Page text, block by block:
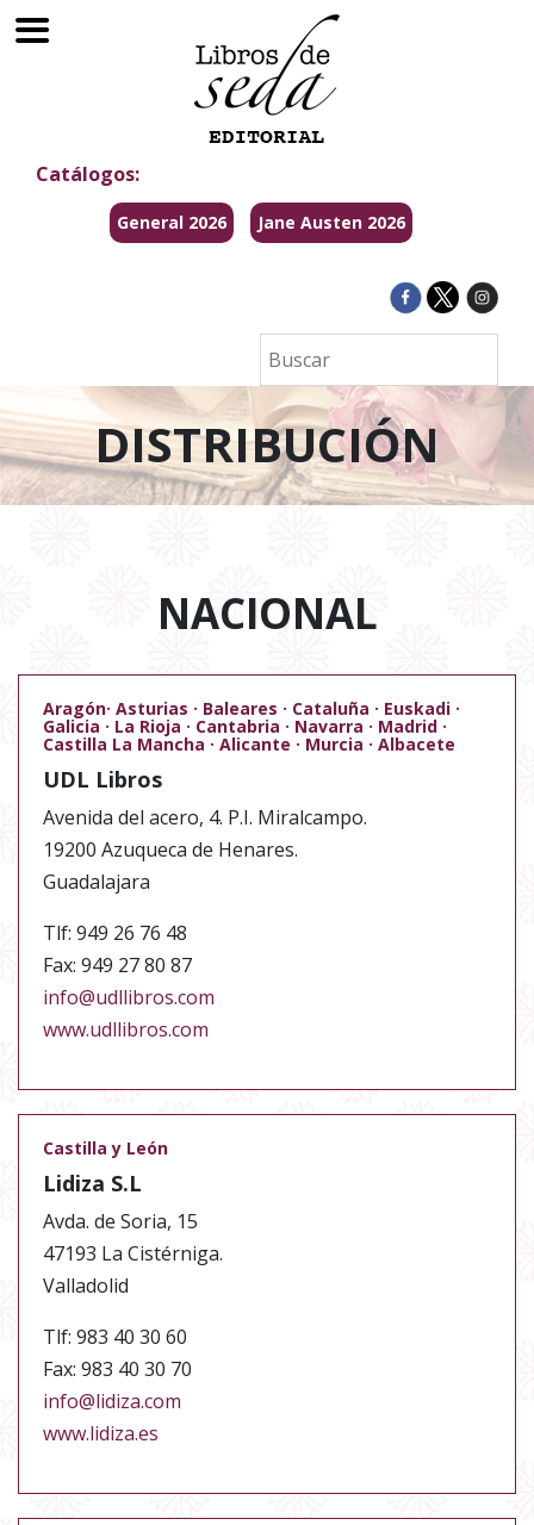
Catálogos:
General 2026 Jane Austen 2026
DISTRIBUCIÓN
NACIONAL
Aragón· Asturias · Baleares · Cataluña · Euskadi ·
Galicia · La Rioja · Cantabria · Navarra · Madrid ·
Castilla La Mancha · Alicante · Murcia · Albacete
UDL Libros
Avenida del acero, 4. P.I. Miralcampo.
19200 Azuqueca de Henares.
Guadalajara
Tlf: 949 26 76 48
Fax: 949 27 80 87
info@udllibros.com
www.udllibros.com
Castilla y León
Lidiza S.L
Avda. de Soria, 15
47193 La Cistérniga.
Valladolid
Tlf: 983 40 30 60
Fax: 983 40 30 70
info@lidiza.com
www.lidiza.es